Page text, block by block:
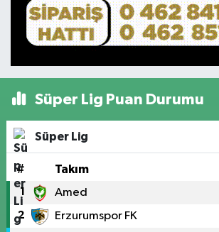
Süper Lig Puan Durumu
Süper Lig
# Takım
1 Amed
2 Erzurumspor FK